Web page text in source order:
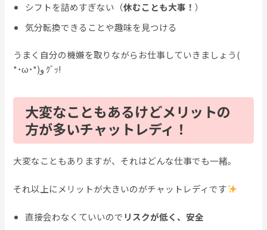
シフトを詰めすぎない（休むことも大事！）
気分転換できることや趣味を見つける
うまく自分の機嫌を取りながらお仕事していきましょう(
*˙ω˙*)و ｸﾞｯ!
大変なこともあるけどメリットの
方が多いチャットレディ！
大変なこともありますが、それはどんな仕事でも一緒。
それ以上にメリットが大きいのがチャットレディです
直接会わなくていいので リスクが低く、安全